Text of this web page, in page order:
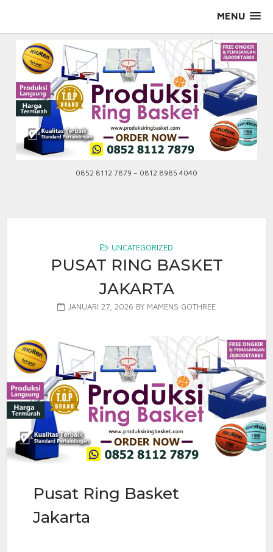
MENU
0852 8112 7879 – 0812 8985 4040
UNCATEGORIZED
PUSAT RING BASKET
JAKARTA
JANUARI 27, 2026 BY MAMENS GOTHREE
Pusat Ring Basket
Jakarta